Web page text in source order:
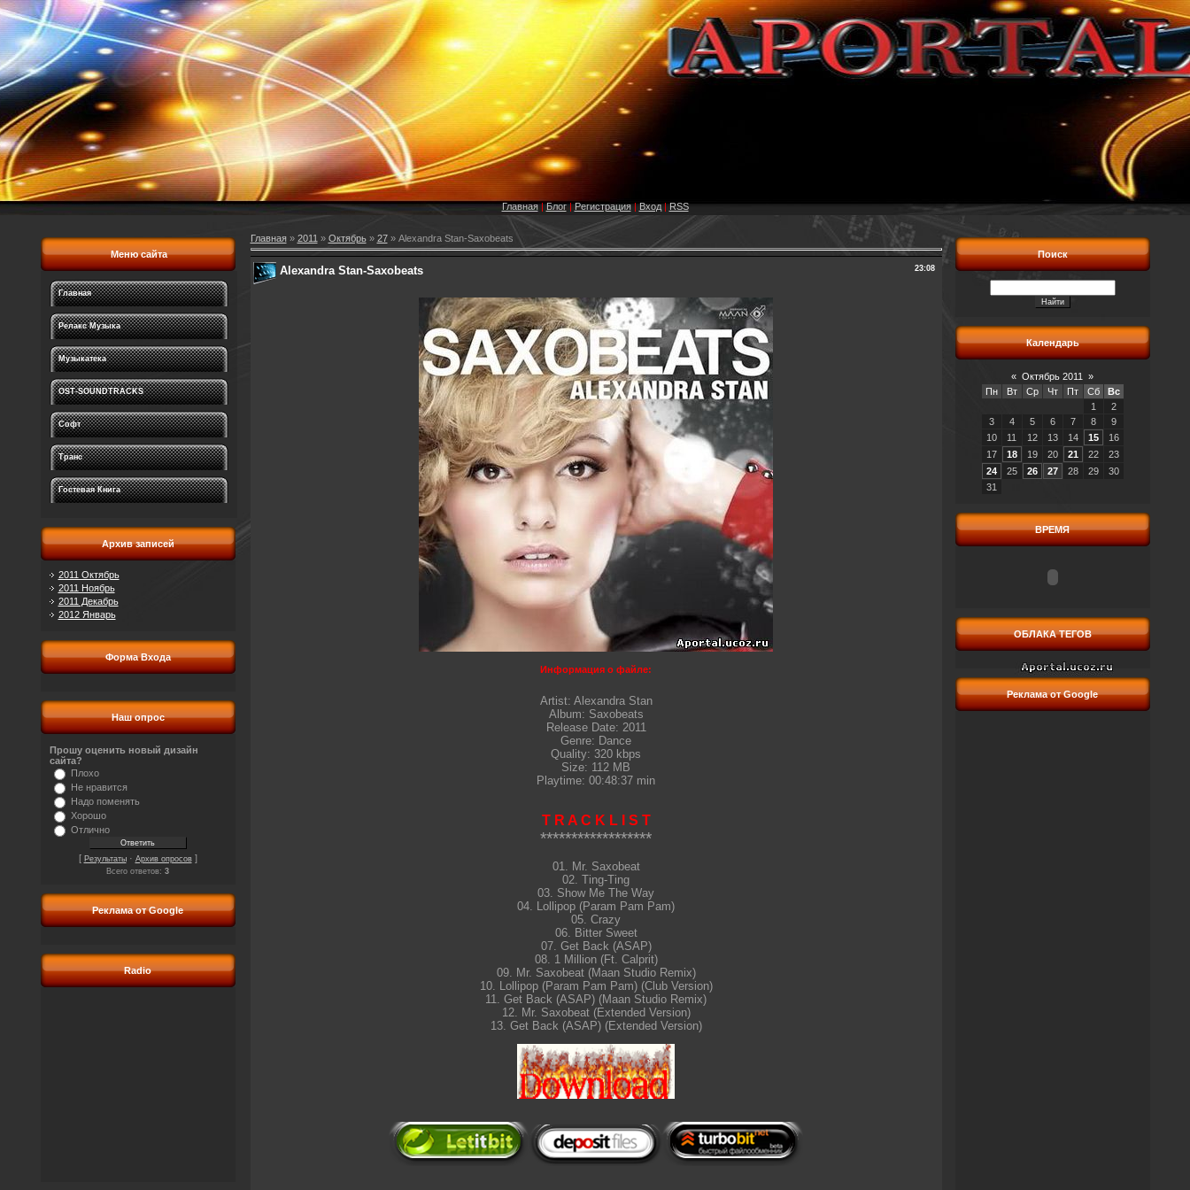
Главная|Блог|Регистрация|Вход|RSS
Меню сайта
Главная
Релакс Музыка
Музыкатека
OST-SOUNDTRACKS
Софт
Транс
Гостевая Книга
Архив записей
2011 Октябрь
2011 Ноябрь
2011 Декабрь
2012 Январь
Форма Входа
Наш опрос
Прошу оценить новый дизайн
сайта?
Плохо
Не нравится
Надо поменять
Хорошо
Отлично
[ Результаты· Архив опросов]
Всего ответов: 3
Реклама от Google
Radio
Главная» 2011 » Октябрь » 27» Alexandra Stan-Saxobeats
23:08
Alexandra Stan-Saxobeats
Информация о файле:
Artist: Alexandra Stan
Album: Saxobeats
Release Date: 2011
Genre: Dance
Quality: 320 kbps
Size: 112 MB
Playtime: 00:48:37 min
T R A C K L I S T
******************
01. Mr. Saxobeat
02. Ting-Ting
03. Show Me The Way
04. Lollipop (Param Pam Pam)
05. Crazy
06. Bitter Sweet
07. Get Back (ASAP)
08. 1 Million (Ft. Calprit)
09. Mr. Saxobeat (Maan Studio Remix)
10. Lollipop (Param Pam Pam) (Club Version)
11. Get Back (ASAP) (Maan Studio Remix)
12. Mr. Saxobeat (Extended Version)
13. Get Back (ASAP) (Extended Version)
Поиск
Календарь
« Октябрь 2011
»
Пн
Вт Ср Чт Пт Сб
Вс
1
2
3
4 5 6 7 8
9
10
11 12 13 14 15
16
17
18 19 20 21 22
23
24
25 26 27 28 29
30
31
ВРЕМЯ
ОБЛАКА ТЕГОВ
Реклама от Google